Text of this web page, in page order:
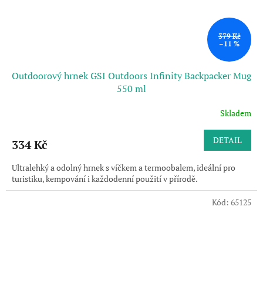
379 Kč
–11 %
Outdoorový hrnek GSI Outdoors Infinity Backpacker Mug
550 ml
Skladem
334 Kč DETAIL
Ultralehký a odolný hrnek s víčkem a termoobalem, ideální pro
turistiku, kempování i každodenní použití v přírodě.
Kód: 65125